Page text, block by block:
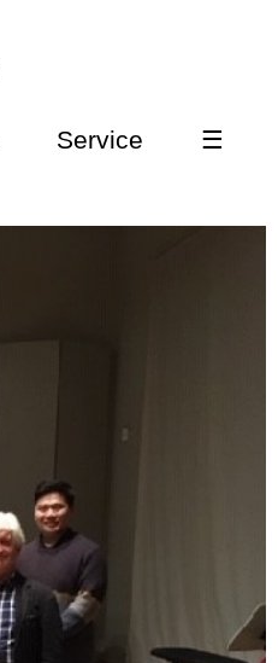
Service ☰